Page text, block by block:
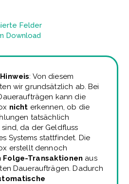
Felder
Download
: Von diesem
wir grundsätzlich ab. Bei
kann die
nicht erkennen, ob die
tatsächlich
da der Geldfluss
Systems stattfindet. Die
erstellt dennoch
Transaktionen aus
Daueraufträgen. Dadurch